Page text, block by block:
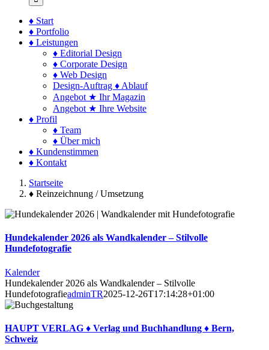
♦ Start
♦ Portfolio
♦ Leistungen
♦ Editorial Design
♦ Corporate Design
♦ Web Design
Design-Auftrag ♦ Ablauf
Angebot ★ Ihr Magazin
Angebot ★ Ihre Website
♦ Profil
♦ Team
♦ Über mich
♦ Kundenstimmen
♦ Kontakt
Startseite
♦ Reinzeichnung / Umsetzung
Hundekalender 2026 als Wandkalender – Stilvolle
Hundefotografie
Kalender
Hundekalender 2026 als Wandkalender – Stilvolle
HundefotografieadminTR2025-12-26T17:14:28+01:00
HAUPT VERLAG ♦ Verlag und Buchhandlung ♦ Bern,
Schweiz